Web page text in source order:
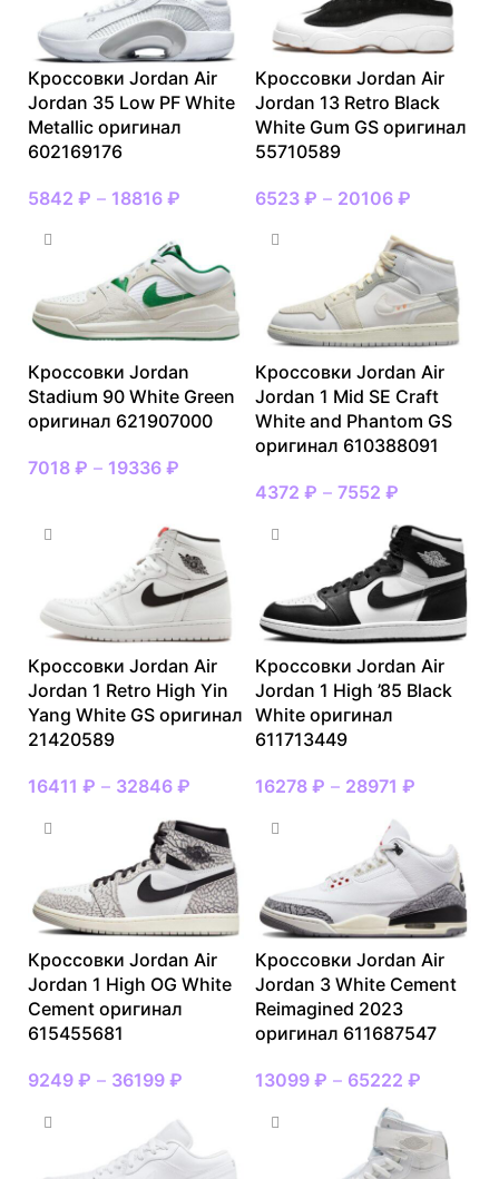
Кроссовки Jordan Air
Jordan 35 Low PF White
Metallic оригинал
602169176
5842 ₽ – 18816 ₽
Кроссовки Jordan Air
Jordan 13 Retro Black
White Gum GS оригинал
55710589
6523 ₽ – 20106 ₽
Кроссовки Jordan
Stadium 90 White Green
оригинал 621907000
7018 ₽ – 19336 ₽
Кроссовки Jordan Air
Jordan 1 Mid SE Craft
White and Phantom GS
оригинал 610388091
4372 ₽ – 7552 ₽
Кроссовки Jordan Air
Jordan 1 Retro High Yin
Yang White GS оригинал
21420589
16411 ₽ – 32846 ₽
Кроссовки Jordan Air
Jordan 1 High ’85 Black
White оригинал
611713449
16278 ₽ – 28971 ₽
Кроссовки Jordan Air
Jordan 1 High OG White
Cement оригинал
615455681
9249 ₽ – 36199 ₽
Кроссовки Jordan Air
Jordan 3 White Cement
Reimagined 2023
оригинал 611687547
13099 ₽ – 65222 ₽